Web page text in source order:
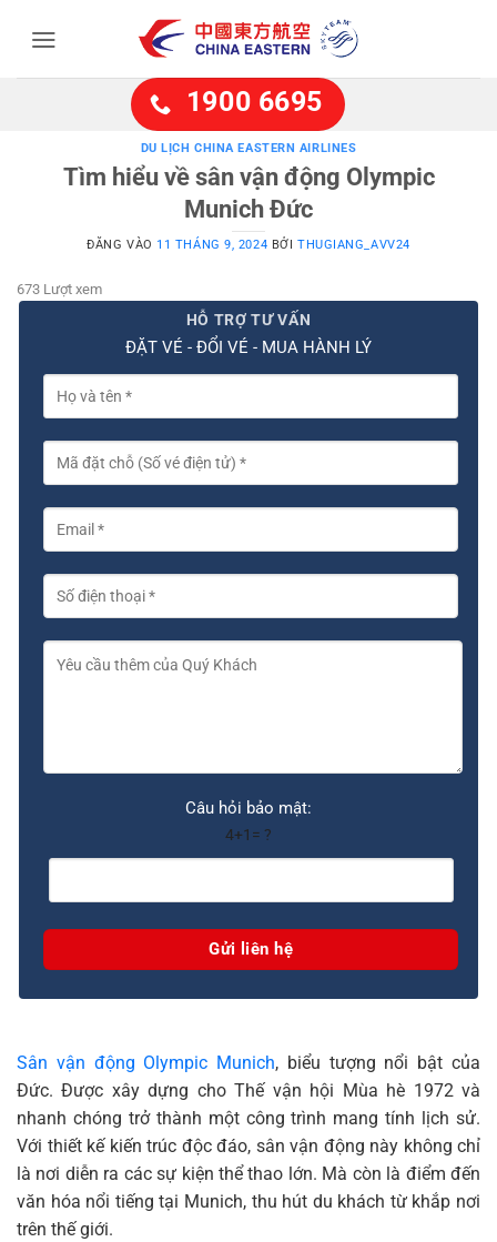
1900 6695
DU LỊCH CHINA EASTERN AIRLINES
Tìm hiểu về sân vận động Olympic
Munich Đức
ĐĂNG VÀO 11 THÁNG 9, 2024 BỞI THUGIANG_AVV24
673 Lượt xem
HỖ TRỢ TƯ VẤN
ĐẶT VÉ - ĐỔI VÉ - MUA HÀNH LÝ
Câu hỏi bảo mật:
4+1= ?
Sân vận động Olympic Munich, biểu tượng nổi bật của
Đức. Được xây dựng cho Thế vận hội Mùa hè 1972 và
nhanh chóng trở thành một công trình mang tính lịch sử.
Với thiết kế kiến trúc độc đáo, sân vận động này không chỉ
là nơi diễn ra các sự kiện thể thao lớn. Mà còn là điểm đến
văn hóa nổi tiếng tại Munich, thu hút du khách từ khắp nơi
trên thế giới.